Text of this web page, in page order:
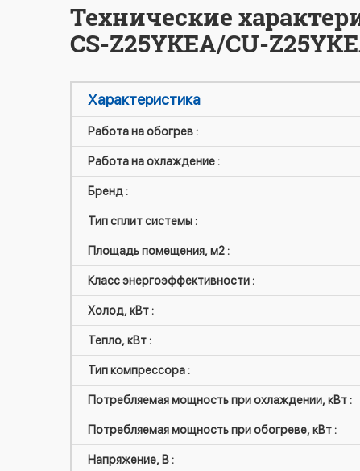
Технические
CS-Z25YKEA/CU-
Характеристика
Работа на обогрев :
Работа на охлаждение :
Бренд :
Тип сплит системы :
Площадь помещения, м2 :
Класс энергоэффективности :
Холод, кВт :
Тепло, кВт :
Тип компрессора :
Потребляемая мощность при охлаждении, кВт :
Потребляемая мощность при обогреве, кВт :
Напряжение, В :